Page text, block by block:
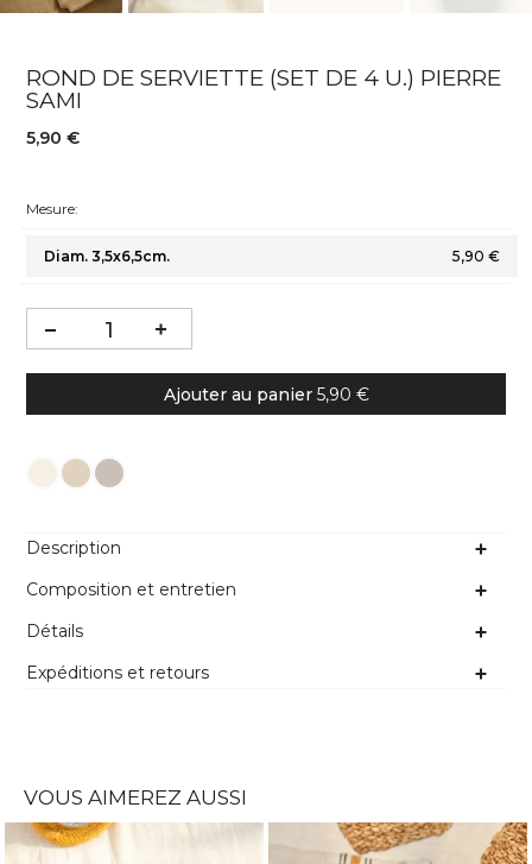
ROND DE SERVIETTE (SET DE 4 U.) PIERRE
SAMI
5,90 €
Couleur
Mesure:
Diam. 3,5x6,5cm. 5,90 €
Ajouter au panier 5,90 €
Description
Composition et entretien
Détails
Expéditions et retours
VOUS AIMEREZ AUSSI